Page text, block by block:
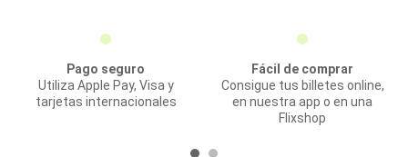
Pago seguro
Utiliza Apple Pay, Visa y
tarjetas internacionales
Fácil de comprar
Consigue tus billetes online,
en nuestra app o en una
Flixshop